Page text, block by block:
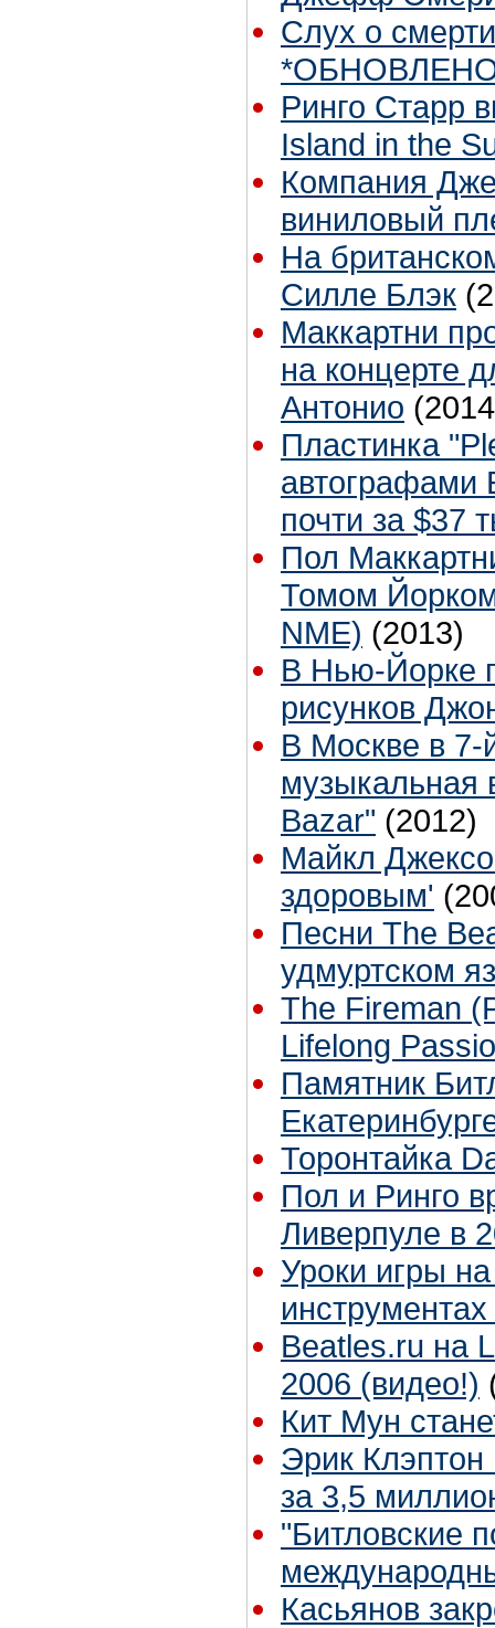
Слух о
Ринго Старр
Island in the
Компания
виниловый
На
Силле Блэк
Маккартни
на концерте
Антонио
Пластинка
автографами
почти за $37
Пол
Томом
NME) (2013)
В Нью-Йорке
рисунков
В Москве в 7-
музыкальная
Bazar" (2012)
Майкл
здоровым'
Песни The
удмуртском
The Fireman
Lifelong
Памятник
Торонтайка
Пол и Ринго
Ливерпуле в
Уроки игры
Beatles.ru на
2006 (видео!)
Кит Мун
Эрик
за 3,5
"Битловские
Касьянов